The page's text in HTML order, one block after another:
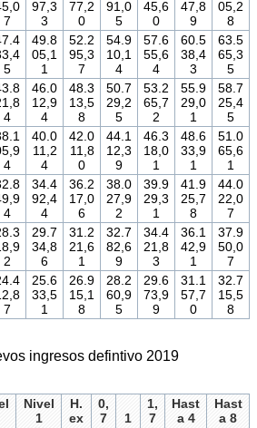
7
97,3
3
77,2
0
91,0
5
45,6
0
47,8
9
05,2
8
5
49.8
05,1
1
52.2
95,3
7
54.9
10,1
4
57.6
55,6
4
60.5
38,4
3
63.5
65,3
5
4
46.0
12,9
4
48.3
13,5
8
50.7
29,2
5
53.2
65,7
2
55.9
29,0
1
58.7
25,4
5
4
40.0
11,2
4
42.0
11,8
0
44.1
12,3
9
46.3
18,0
1
48.6
33,9
1
51.0
65,6
1
4
34.4
92,4
4
36.2
17,0
6
38.0
27,9
2
39.9
29,3
1
41.9
25,7
8
44.0
22,0
7
2
29.7
34,8
6
31.2
21,6
1
32.7
82,6
9
34.4
21,8
3
36.1
42,9
1
37.9
50,0
7
7
25.6
33,5
1
26.9
15,1
8
28.2
60,9
5
29.6
73,9
9
31.1
57,7
0
32.7
15,5
8
ingresos defintivo 2019
Nivel
1
H.
ex
0,
7
1
1,
7
Hast
a 4
Hast
a 8